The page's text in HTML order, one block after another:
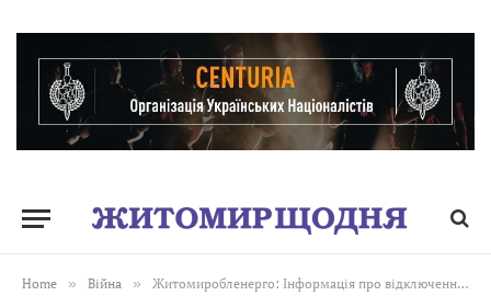
Home » Війна » Житомиробленерго: Інформація про відключення 28 січня